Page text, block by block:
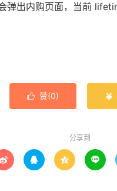
弹出内购页面，当前
 赞(0) 
分享到
  